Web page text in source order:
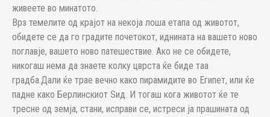
живеете во минатото.
Врз темелите од крајот на некоја лоша етапа од животот,
обидете се да го градите почетокот, иднината на вашето ново
поглавје, вашето ново патешествие. Ако не се обидете,
никогаш нема да знаете колку цврста ќе биде таа
градба.Дали ќе трае вечно како пирамидите во Египет, или ќе
падне како Берлинскиот Ѕид. И тогаш кога животот ќе те
тресне од земја, стани, исправи се, истреси ја прашината од